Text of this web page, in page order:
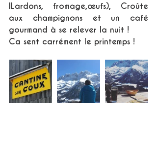
lLardons, fromage,œufs), Croûte
aux champignons et un café
gourmand à se relever la nuit !
Ca sent carrément le printemps !